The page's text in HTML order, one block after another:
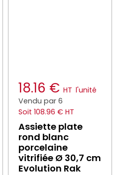
18.16 € HT l'unité
Vendu par 6
Soit 108.96 € HT
Assiette plate
rond blanc
porcelaine
vitrifiée Ø 30,7 cm
Evolution Rak